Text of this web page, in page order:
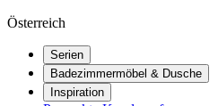
Österreich
Serien
Badezimmermöbel & Dusche
Inspiration